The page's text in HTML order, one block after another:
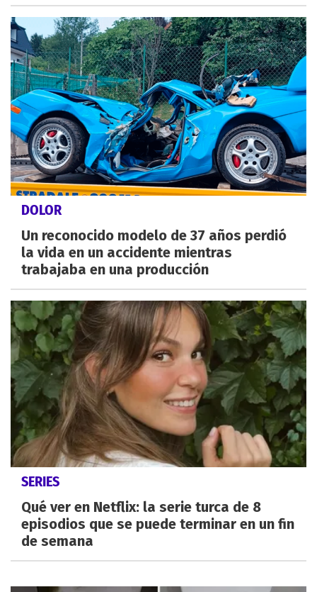
DOLOR
Un reconocido modelo de 37 años perdió
la vida en un accidente mientras
trabajaba en una producción
SERIES
Qué ver en Netflix: la serie turca de 8
episodios que se puede terminar en un fin
de semana